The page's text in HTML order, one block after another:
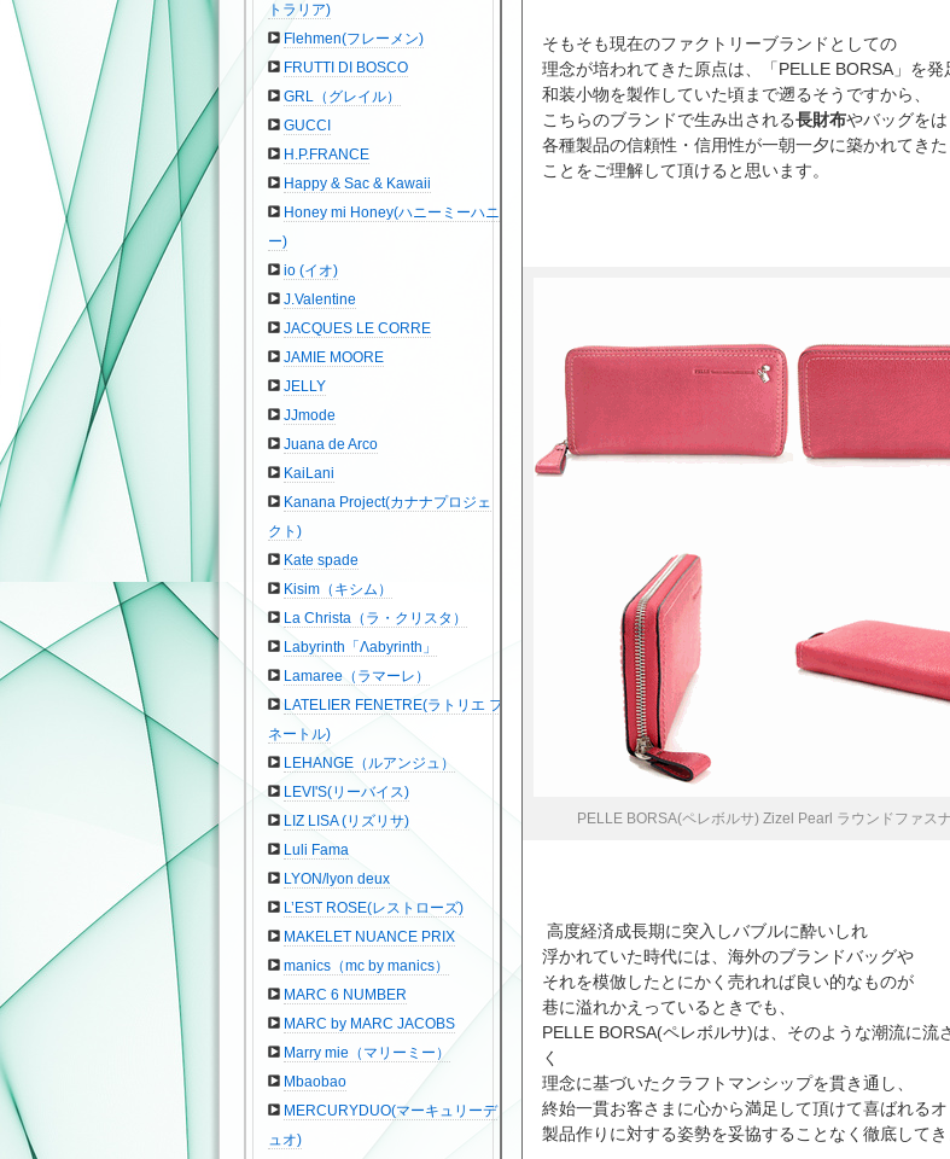
そもそも現在のファクトリーブランドとしての
理念が培われてきた原点は、「PELLE BORSA」を発
和装小物を製作していた頃まで遡るそうですから、
こちらのブランドで生み出される長財布やバッグを
各種製品の信頼性・信用性が一朝一夕に築かれてき
ことをご理解して頂けると思います。
PELLE BORSA(ペレボルサ) Zizel Pearl ラウンドファス
高度経済成長期に突入しバブルに酔いしれ
浮かれていた時代には、海外のブランドバッグや
それを模倣したとにかく売れれば良い的なものが
巷に溢れかえっているときでも、
PELLE BORSA(ペレボルサ)は、そのような潮流に流
く
理念に基づいたクラフトマンシップを貫き通し、
終始一貫お客さまに心から満足して頂けて喜ばれる
製品作りに対する姿勢を妥協することなく徹底してき
トラリア)
Flehmen(フレーメン)
FRUTTI DI BOSCO
GRL（グレイル）
GUCCI
H.P.FRANCE
Happy & Sac & Kawaii
Honey mi Honey(ハニーミーハニ
ー)
io (イオ)
J.Valentine
JACQUES LE CORRE
JAMIE MOORE
JELLY
JJmode
Juana de Arco
KaiLani
Kanana Project(カナナプロジェ
クト)
Kate spade
Kisim（キシム）
La Christa（ラ・クリスタ）
Labyrinth「Λabyrinth」
Lamaree（ラマーレ）
LATELIER FENETRE(ラトリエ フ
ネートル)
LEHANGE（ルアンジュ）
LEVI'S(リーバイス)
LIZ LISA (リズリサ)
Luli Fama
LYON/lyon deux
L’EST ROSE(レストローズ)
MAKELET NUANCE PRIX
manics（mc by manics）
MARC 6 NUMBER
MARC by MARC JACOBS
Marry mie（マリーミー）
Mbaobao
MERCURYDUO(マーキュリーデ
ュオ)